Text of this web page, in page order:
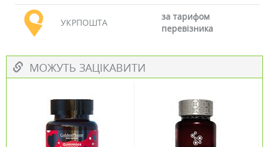
УКРПОШТА
за тарифом
перевізника
МОЖУТЬ ЗАЦІКАВИТИ